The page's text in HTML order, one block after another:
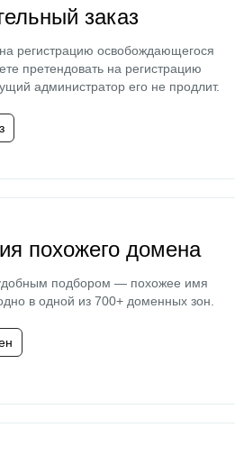
заказ
регистрацию освобождающегося
претендовать на регистрацию
администратор его не продлит.
похожего домена
подбором — похожее имя
в одной из 700+ доменных зон.